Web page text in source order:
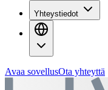
Yhteystiedot
Avaa sovellusOta yhteyttä